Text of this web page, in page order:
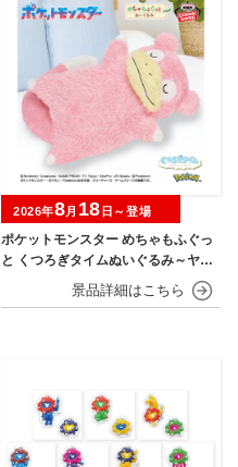
ポケットモンスター めちゃもふぐっ
と くつろぎタイムぬいぐるみ～ヤド
2026年8月 18 日～登場